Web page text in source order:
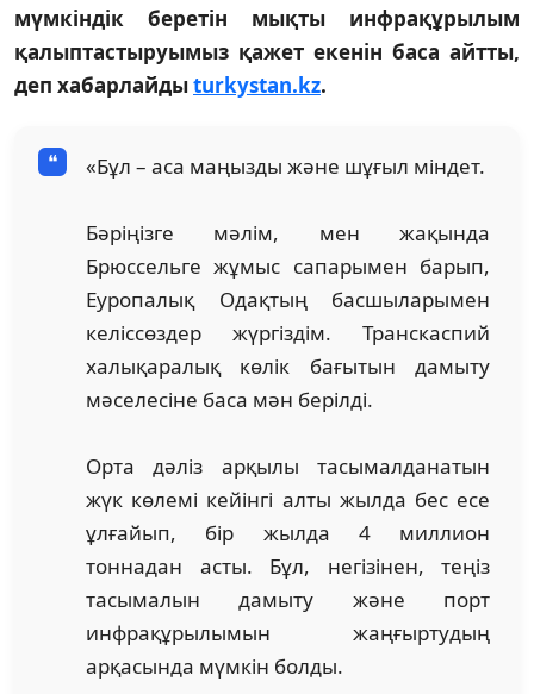
мүмкіндік беретін мықты инфрақұрылым
қалыптастыруымыз қажет екенін баса айтты,
деп хабарлайдыturkystan.kz.
«Бұл – аса маңызды және шұғыл міндет.
Бәріңізге мәлім, мен жақында
Брюссельге жұмыс сапарымен барып,
Еуропалық Одақтың басшыларымен
келіссөздер жүргіздім. Транскаспий
халықаралық көлік бағытын дамыту
мәселесіне баса мән берілді.
Орта дәліз арқылы тасымалданатын
жүк көлемі кейінгі алты жылда бес есе
ұлғайып, бір жылда 4 миллион
тоннадан асты. Бұл, негізінен, теңіз
тасымалын дамыту және порт
инфрақұрылымын жаңғыртудың
арқасында мүмкін болды.